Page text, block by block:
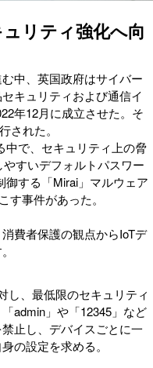
リティ強化へ向
中、英国政府はサイバー
キュリティおよび通信イ
年12月に成立させた。そ
された。
中で、セキュリティ上の脅
すいデフォルトパスワー
御する「Mirai」マルウェア
事件があった。
費者保護の観点からIoTデ
し、最低限のセキュリティ
admin」や「12345」など
止し、デバイスごとに一
の設定を求める。